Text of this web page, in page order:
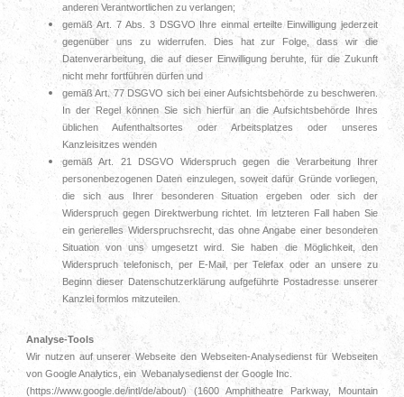
anderen Verantwortlichen zu verlangen;
gemäß Art. 7 Abs. 3 DSGVO Ihre einmal erteilte Einwilligung jederzeit
gegenüber uns zu widerrufen. Dies hat zur Folge, dass wir die
Datenverarbeitung, die auf dieser Einwilligung beruhte, für die Zukunft
nicht mehr fortführen dürfen und
gemäß Art. 77 DSGVO sich bei einer Aufsichtsbehörde zu beschweren.
In der Regel können Sie sich hierfür an die Aufsichtsbehörde Ihres
üblichen Aufenthaltsortes oder Arbeitsplatzes oder unseres
Kanzleisitzes wenden
gemäß Art. 21 DSGVO Widerspruch gegen die Verarbeitung Ihrer
personenbezogenen Daten einzulegen, soweit dafür Gründe vorliegen,
die sich aus Ihrer besonderen Situation ergeben oder sich der
Widerspruch gegen Direktwerbung richtet. Im letzteren Fall haben Sie
ein generelles Widerspruchsrecht, das ohne Angabe einer besonderen
Situation von uns umgesetzt wird. Sie haben die Möglichkeit, den
Widerspruch telefonisch, per E-Mail, per Telefax oder an unsere zu
Beginn dieser Datenschutzerklärung aufgeführte Postadresse unserer
Kanzlei formlos mitzuteilen.
Analyse-Tools
Wir nutzen auf unserer Webseite den Webseiten-Analysedienst für Webseiten
von Google Analytics, ein Webanalysedienst der Google Inc.
(https://www.google.de/intl/de/about/) (1600 Amphitheatre Parkway, Mountain